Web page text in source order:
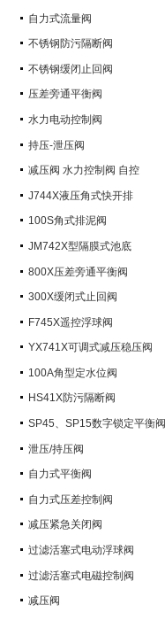
自力式流量阀
不锈钢防污隔断阀
不锈钢缓闭止回阀
压差旁通平衡阀
水力电动控制阀
持压-泄压阀
减压阀 水力控制阀 自控
J744X液压角式快开排
100S角式排泥阀
JM742X型隔膜式池底
800X压差旁通平衡阀
300X缓闭式止回阀
F745X遥控浮球阀
YX741X可调式减压稳压阀
100A角型定水位阀
HS41X防污隔断阀
SP45、SP15数字锁定平衡阀
泄压/持压阀
自力式平衡阀
自力式压差控制阀
减压紧急关闭阀
过滤活塞式电动浮球阀
过滤活塞式电磁控制阀
减压阀